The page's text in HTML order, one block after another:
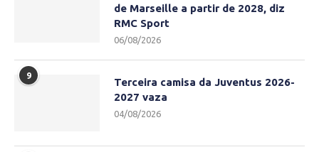
de Marseille a partir de 2028, diz
RMC Sport
06/08/2026
9
Terceira camisa da Juventus 2026-
2027 vaza
04/08/2026